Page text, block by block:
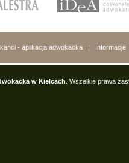
- aplikacja adwokacka | Informacje
w Kielcach . Wszelkie prawa